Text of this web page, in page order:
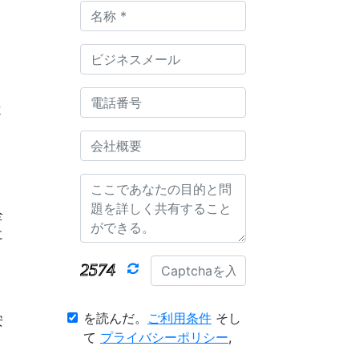
を読んだ。 ご利用条件 そし
て プライバシーポリシー,